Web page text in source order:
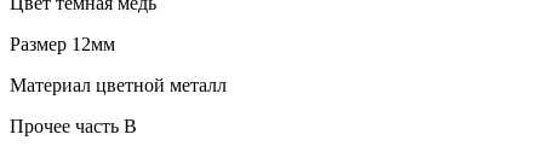
Размер 12мм
Материал цветной металл
Прочее часть B